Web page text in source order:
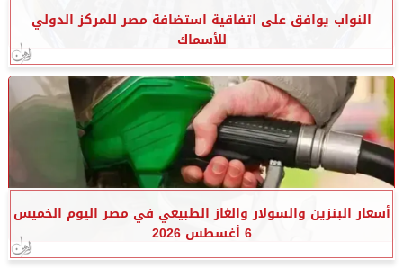
النواب يوافق على اتفاقية استضافة مصر للمركز الدولي
للأسماك
أسعار البنزين والسولار والغاز الطبيعي في مصر اليوم الخميس
6 أغسطس 2026